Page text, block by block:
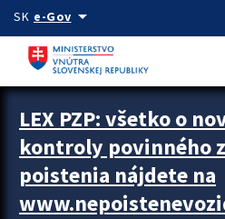
Preskocit na hlavný obsah
SK e-Govarrow_drop_down
Zastavit automatický posun upútavok
LEX PZP: všetko o
kontroly povinného
poistenia nájdete na